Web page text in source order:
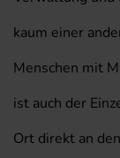
kaum einer
Menschen mit
ist auch der
Ort direkt an